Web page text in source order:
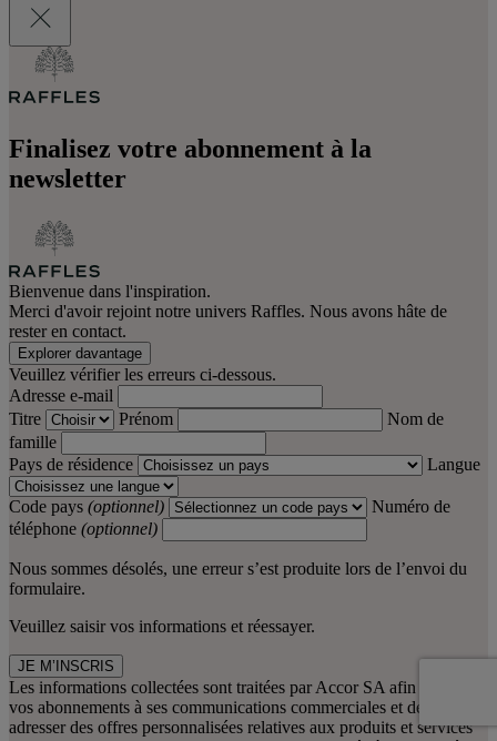
Finalisez votre abonnement à la
newsletter
Bienvenue dans l'inspiration.
Merci d'avoir rejoint notre univers Raffles. Nous avons hâte de
rester en contact.
Explorer davantage
Veuillez vérifier les erreurs ci-dessous.
Adresse e-mail
Titre
Prénom
Nom de
famille
Pays de résidence
Langue
Code pays (optionnel)
Numéro de
téléphone (optionnel)
Nous sommes désolés, une erreur s’est produite lors de l’envoi du
formulaire.
Veuillez saisir vos informations et réessayer.
JE M’INSCRIS
Les informations collectées sont traitées par Accor SA afin de gérer
vos abonnements à ses communications commerciales et de vous
adresser des offres personnalisées relatives aux produits et services